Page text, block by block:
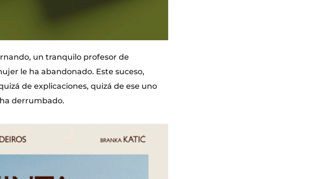
un tranquilo profesor de
le ha abandonado. Este suceso,
de explicaciones, quizá de ese uno
derrumbado.